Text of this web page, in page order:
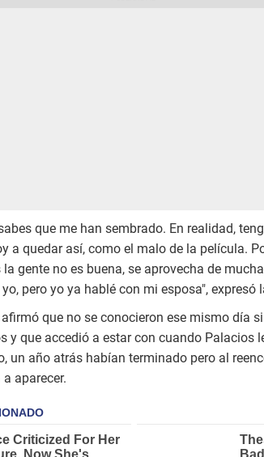
que me han sembrado. En realidad,
a quedar así, como el malo de la película.
la gente no es buena, se aprovecha de
pero yo ya hablé con mi esposa", expresó
que no se conocieron ese mismo día
y que accedió a estar con cuando Palacios
un año atrás habían terminado pero al
aparecer.